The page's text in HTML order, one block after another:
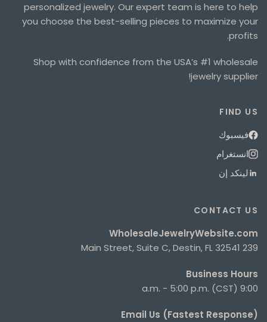
personalized jewelry. Our expert team is here to help
you choose the best-selling pieces to maximize your
profits.
Shop with confidence from the USA’s #1 wholesale
jewelry supplier!
FIND US
فيسبوك
انستغرام
لينكد إن
CONTACT US
WholesaleJewelryWebsite.com
239 Main Street, Suite C, Destin, FL 32541
Business Hours
9:00 a.m. - 5:00 p.m. (CST)
Email Us (Fastest Response)